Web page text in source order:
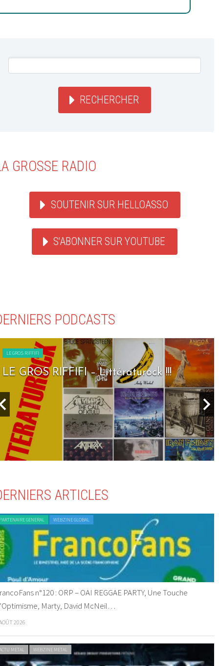
RECHERCHER
GROSSE RADIO
SOUTENIR SUR HELLOASSO
S'ABONNER SUR YOUTUBE
PODCASTS
LE GROS RIFFIFI
LE GROS RIFFIFI – Littératurock !!!
ARTICLES
GENERAL WEBZINE GLOBAL
n°120 : ORP – OAI REGGAE PARTY, Une Touche
Marty, David McNeil…
2026
METAL WEBZINE METAL